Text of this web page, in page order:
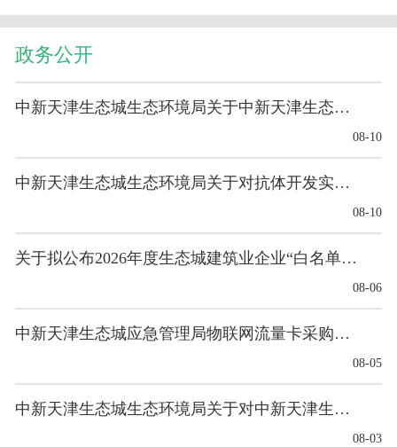
政务公开
中新天津生态城生态环境局关于中新天津生态城绿色能...
08-10
中新天津生态城生态环境局关于对抗体开发实验室项目...
08-10
关于拟公布2026年度生态城建筑业企业“白名单”的公示
08-06
中新天津生态城应急管理局物联网流量卡采购项目意向...
08-05
中新天津生态城生态环境局关于对中新天津生态城绿色...
08-03